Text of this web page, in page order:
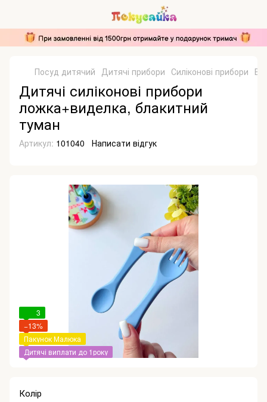
Посуд дитячий Дитячі прибори Силіконові прибори
Дитячі силіконові прибори
ложка+виделка, блакитний
туман
Артикул: 101040 Написати відгук
3
−13%
Пакунок Малюка
Дитячі виплати до 1року
Колір